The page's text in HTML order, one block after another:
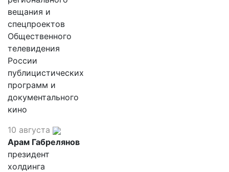
вещания и
спецпроектов
Общественного
телевидения
России
публицистических
программ и
документального
кино
10 августа
Арам Габрелянов
президент
холдинга